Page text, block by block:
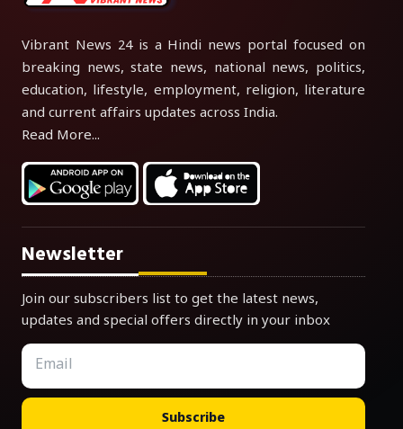
Vibrant News 24 is a Hindi news portal focused on
breaking news, state news, national news, politics,
education, lifestyle, employment, religion, literature
and current affairs updates across India.
Read More...
Newsletter
Join our subscribers list to get the latest news,
updates and special offers directly in your inbox
Subscribe